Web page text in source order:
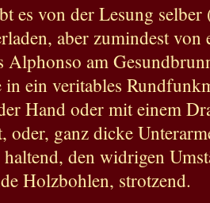
es von der Lesung
aber zumindest von
Alphonso am
in ein veritables
Hand oder mit einem
oder, ganz dicke
haltend, den widrigen
Holzbohlen, strotzend.